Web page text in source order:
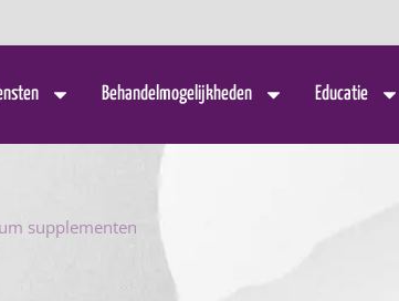
Behandelmogelijkheden Educatie
supplementen